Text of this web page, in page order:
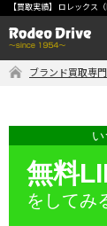
【買取実績】 ロレックス
ロレックス デイトナ
ブランド買取専
無料
をしてみ